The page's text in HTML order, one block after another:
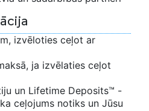
izvēloties ceļot ar
ja izvēlaties ceļot
un Lifetime Deposits™ -
ceļojums notiks un Jūsu